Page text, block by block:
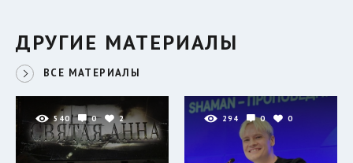
ДРУГИЕ МАТЕРИАЛЫ
ВСЕ МАТЕРИАЛЫ
540 0 2 294 0 0